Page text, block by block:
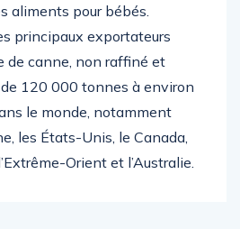
aliments pour bébés.
principaux exportateurs
de canne, non raffiné et
120 000 tonnes à environ
le monde, notamment
les États-Unis, le Canada,
Orient et l’Australie.